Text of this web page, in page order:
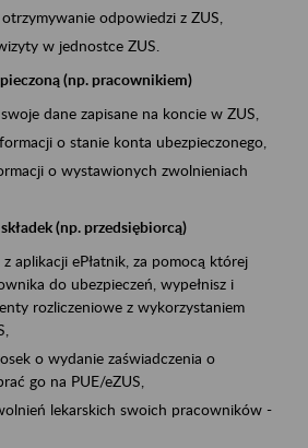
odpowiedzi z ZUS,
w jednostce ZUS.
(np. pracownikiem)
dane zapisane na koncie w ZUS,
o stanie konta ubezpieczonego,
o wystawionych zwolnieniach
(np. przedsiębiorcą)
aplikacji ePłatnik, za pomocą której
do ubezpieczeń, wypełnisz i
rozliczeniowe z wykorzystaniem
o wydanie zaświadczenia o
go na PUE/eZUS,
lekarskich swoich pracowników -